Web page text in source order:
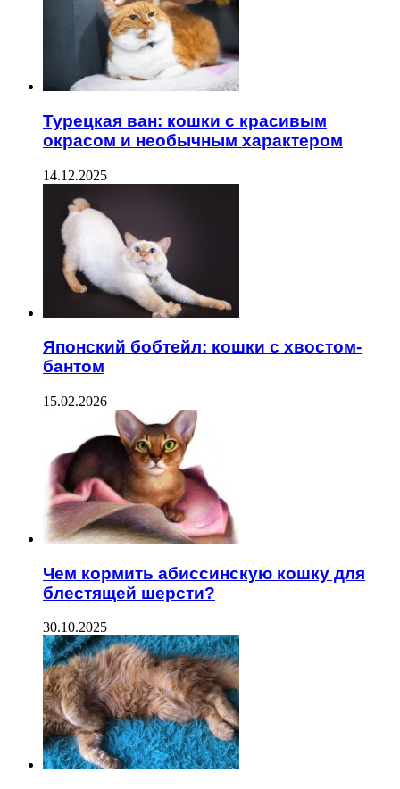
Турецкая ван: кошки с красивым
окрасом и необычным характером
14.12.2025
Японский бобтейл: кошки с хвостом-
бантом
15.02.2026
Чем кормить абиссинскую кошку для
блестящей шерсти?
30.10.2025